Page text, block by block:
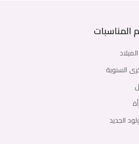
المناسبات
السنوية
الجديد